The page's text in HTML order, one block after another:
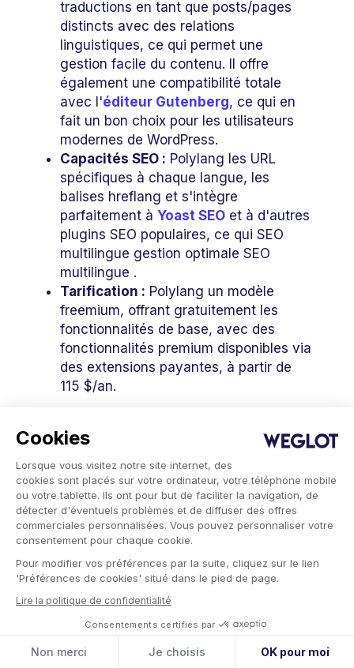
Cookies
Lorsque vous visitez notre site internet, des
cookies sont placés sur votre ordinateur, votre téléphone mobile
ou votre tablette. Ils ont pour but de faciliter la navigation, de
détecter d'éventuels problèmes et de diffuser des offres
commerciales personnalisées. Vous pouvez personnaliser votre
consentement pour chaque cookie.
Pour modifier vos préférences par la suite, cliquez sur le lien
'Préférences de cookies' situé dans le pied de page.
Lire la politique de confidentialité
Consentements certifiés par
Non merci Je choisis OK pour moi
traductions en tant que posts/pages
distincts avec des relations
linguistiques, ce qui permet une
gestion facile du contenu. Il offre
également une compatibilité totale
avec l'éditeur Gutenberg, ce qui en
fait un bon choix pour les utilisateurs
modernes de WordPress.
Capacités SEO : Polylang les URL
spécifiques à chaque langue, les
balises hreflang et s'intègre
parfaitement à Yoast SEO et à d'autres
plugins SEO populaires, ce qui SEO
multilingue gestion optimale SEO
multilingue .
Tarification : Polylang un modèle
freemium, offrant gratuitement les
fonctionnalités de base, avec des
fonctionnalités premium disponibles via
des extensions payantes, à partir de
115 $/an.
souhaitent personnaliser leurs messages
pour chaque marché, en traitant chaque
version linguistique comme un contenu
distinct plutôt que comme une traduction
directe. Cependant, son utilisation
les débutants et peut augmenter
l'utilisation des ressources sur les sites de
grande taille. Des intégrations avec des
disponibles, avec une extension